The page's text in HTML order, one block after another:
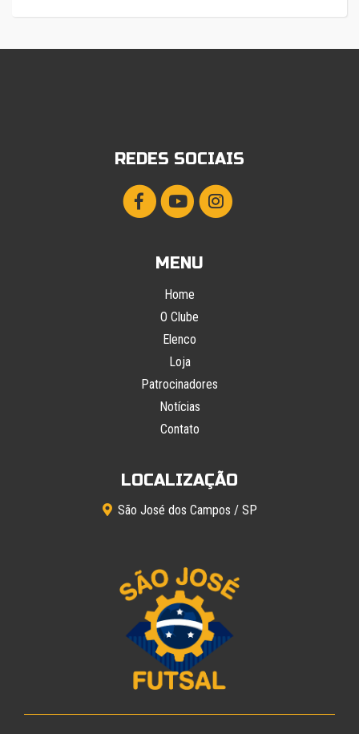
REDES SOCIAIS
MENU
Home
O Clube
Elenco
Loja
Patrocinadores
Notícias
Contato
LOCALIZAÇÃO
São José dos Campos / SP